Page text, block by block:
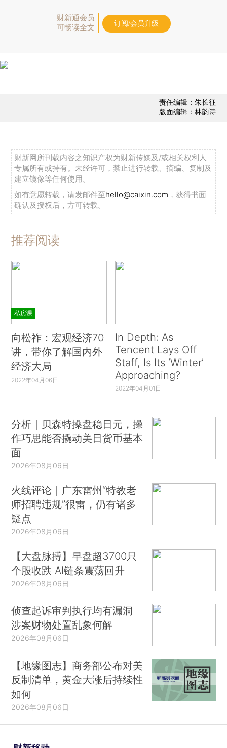
财新通会员
可畅读全文
订阅/会员升级
责任编辑：朱长征
版面编辑：林韵诗
财新网所刊载内容之知识产权为财新传媒及/或相关权利人
专属所有或持有。未经许可，禁止进行转载、摘编、复制及
建立镜像等任何使用。
如有意愿转载，请发邮件至hello@caixin.com ，获得书面
确认及授权后，方可转载。
推荐阅读
私房课
向松祚：宏观经济70
讲，带你了解国内外
经济大局
2022年04月06日
In Depth: As
Tencent Lays Off
Staff, Is Its ‘Winter’
Approaching?
2022年04月01日
分析｜贝森特操盘稳日元，操
作巧思能否撬动美日货币基本
面
2026年08月06日
火线评论｜广东雷州“特教老
师招聘违规”很雷，仍有诸多
疑点
2026年08月06日
【大盘脉搏】早盘超3700只
个股收跌 AI链条震荡回升
2026年08月06日
侦查起诉审判执行均有漏洞
涉案财物处置乱象何解
2026年08月06日
【地缘图志】商务部公布对美
反制清单，黄金大涨后持续性
如何
2026年08月06日